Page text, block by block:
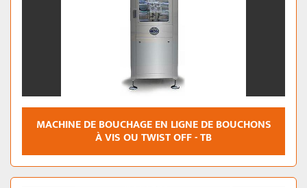
MACHINE DE BOUCHAGE EN LIGNE DE BOUCHONS
À VIS OU TWIST OFF - TB